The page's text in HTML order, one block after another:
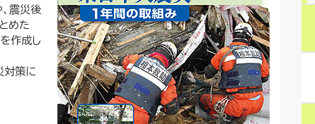
震災後
めた
作成し
対策に